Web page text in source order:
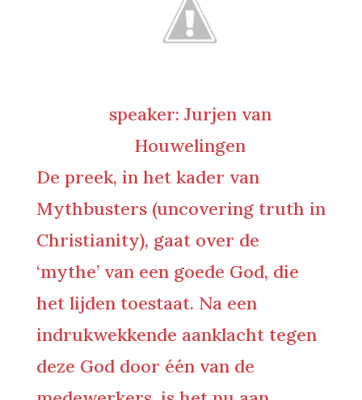
speaker: Jurjen van
Houwelingen
De preek, in het kader van
Mythbusters (uncovering truth in
Christianity), gaat over de
‘mythe’ van een goede God, die
het lijden toestaat. Na een
indrukwekkende aanklacht tegen
deze God door één van de